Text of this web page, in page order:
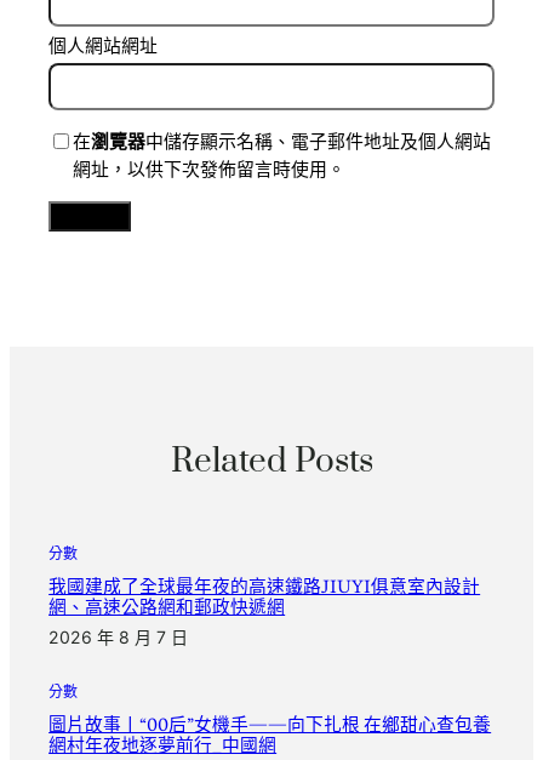
個人網站網址
在瀏覽器中儲存顯示名稱、電子郵件地址及個人網站
網址，以供下次發佈留言時使用。
Related Posts
分數
我國建成了全球最年夜的高速鐵路JIUYI俱意室內設計
網、高速公路網和郵政快遞網
2026 年 8 月 7 日
分數
圖片故事丨“00后”女機手——向下扎根 在鄉甜心查包養
網村年夜地逐夢前行_中國網